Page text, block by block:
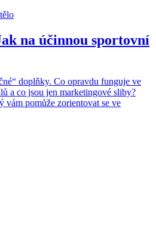
na účinnou sportovní
doplňky. Co opravdu funguje ve
a co jsou jen marketingové sliby?
vám pomůže zorientovat se ve